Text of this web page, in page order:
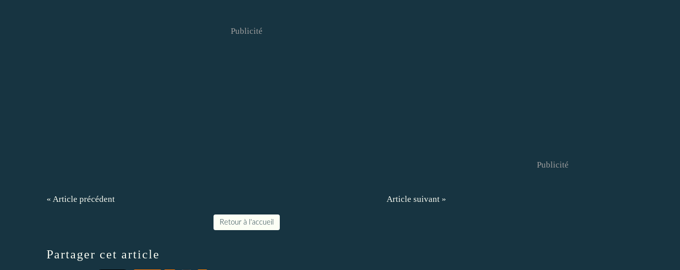
Publicité
« Article précédent Article suivant »
Retour à l'accueil
Partager cet article
Publicité